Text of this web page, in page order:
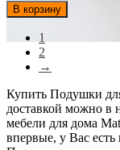
В корзину
1
2
→
Купить Подушки
доставкой можно в
мебели для дома
впервые, у Вас